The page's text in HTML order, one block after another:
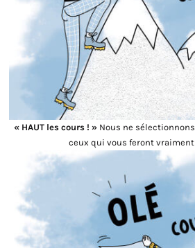
« HAUT les cours ! »Nous ne
ceux qui vous feront vraiment